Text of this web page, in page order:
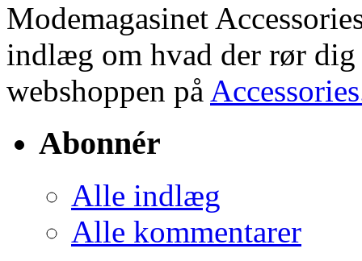
Modemagasinet
indlæg om hvad der rør dig
webshoppen på
Abonnér
Alle indlæg
Alle kommentarer